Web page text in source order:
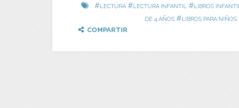
#LECTURA#LECTURA INFANTIL #LIBROS
DE 4 AÑOS #LIBROS PARA
COMPARTIR